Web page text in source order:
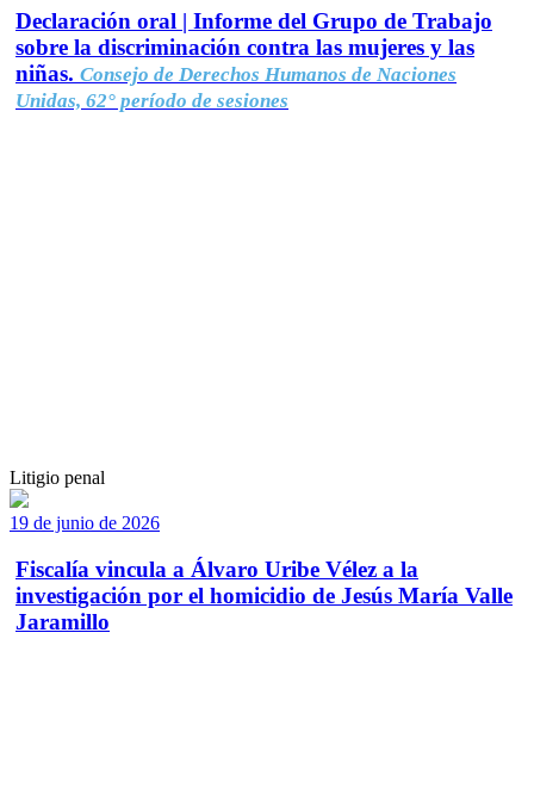
Declaración oral | Informe del Grupo de Trabajo
sobre la discriminación contra las mujeres y las
niñas. Consejo de Derechos Humanos de Naciones
Unidas, 62° período de sesiones
Litigio penal
19 de junio de 2026
Fiscalía vincula a Álvaro Uribe Vélez a la
investigación por el homicidio de Jesús María Valle
Jaramillo